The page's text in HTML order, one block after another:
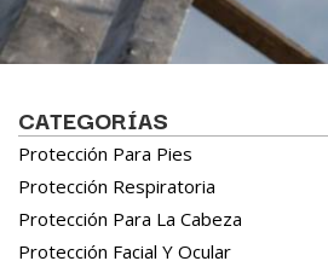
CATEGORÍAS
Protección Para Pies
Protección Respiratoria
Protección Para La Cabeza
Protección Facial Y Ocular